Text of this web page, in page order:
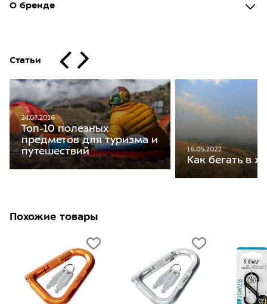
О бренде
Статьи
24.07.2016
Топ-10 полезных
предметов для туризма и
путешествий
16.05.2022
Как бегать в
Похожие товары